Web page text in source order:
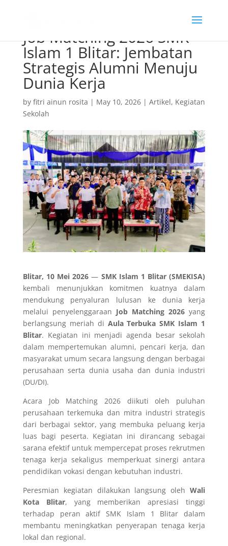
Job Matching 2026 SMK
Islam 1 Blitar: Jembatan
Strategis Alumni Menuju
Dunia Kerja
by fitri ainun rosita | May 10, 2026| Artikel, Kegiatan
Sekolah
Blitar, 10 Mei 2026 — SMK Islam 1 Blitar (SMEKISA)
kembali menunjukkan komitmen kuatnya dalam
mendukung penyaluran lulusan ke dunia kerja
melalui penyelenggaraan Job Matching 2026 yang
berlangsung meriah di Aula Terbuka SMK Islam 1
Blitar. Kegiatan ini menjadi agenda besar sekolah
dalam mempertemukan alumni, pencari kerja, dan
masyarakat umum secara langsung dengan berbagai
perusahaan serta dunia usaha dan dunia industri
(DU/DI).
Acara Job Matching 2026 diikuti oleh puluhan
perusahaan terkemuka dan mitra industri strategis
dari berbagai sektor, yang membuka peluang kerja
luas bagi peserta. Kegiatan ini dirancang sebagai
sarana efektif untuk mempercepat proses rekrutmen
tenaga kerja sekaligus memperkuat sinergi antara
pendidikan vokasi dengan kebutuhan industri.
Peresmian kegiatan dilakukan langsung olehWali
Kota Blitar, yang memberikan apresiasi tinggi
terhadap peran aktif SMK Islam 1 Blitar dalam
membantu meningkatkan penyerapan tenaga kerja
lokal dan regional.